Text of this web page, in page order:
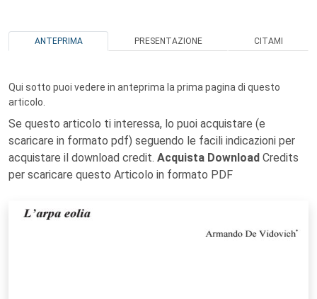
ANTEPRIMA PRESENTAZIONE CITAMI
Qui sotto puoi vedere in anteprima la prima pagina di questo
articolo.
Se questo articolo ti interessa, lo puoi acquistare (e
scaricare in formato pdf) seguendo le facili indicazioni per
acquistare il download credit. Acquista Download Credits
per scaricare questo Articolo in formato PDF